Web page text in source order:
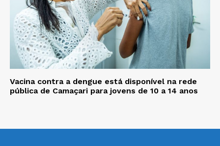
Vacina contra a dengue está disponível na rede
pública de Camaçari para jovens de 10 a 14 anos